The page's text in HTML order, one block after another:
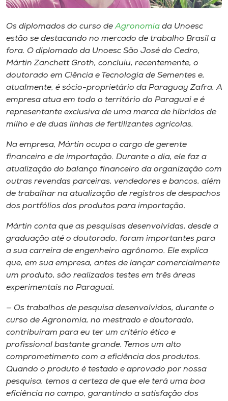
Museu
Unoesc
Store
Selecione
o idioma
Os diplomados do curso deAgronomia da Unoesc
estão se destacando no mercado de trabalho Brasil a
fora. O diplomado da Unoesc São José do Cedro,
Mártin Zanchett Groth, concluiu, recentemente, o
doutorado em Ciência e Tecnologia de Sementes e,
atualmente, é sócio-proprietário da Paraguay Zafra. A
empresa atua em todo o território do Paraguai e é
representante exclusiva de uma marca de híbridos de
milho e de duas linhas de fertilizantes agrícolas.
Na empresa, Mártin ocupa o cargo de gerente
financeiro e de importação. Durante o dia, ele faz a
atualização do balanço financeiro da organização com
outras revendas parceiras, vendedores e bancos, além
de trabalhar na atualização de registros de despachos
dos portfólios dos produtos para importação.
Mártin conta que as pesquisas desenvolvidas, desde a
graduação até o doutorado, foram importantes para
a sua carreira de engenheiro agrônomo. Ele explica
que, em sua empresa, antes de lançar comercialmente
um produto, são realizados testes em três áreas
experimentais no Paraguai.
— Os trabalhos de pesquisa desenvolvidos, durante o
curso de Agronomia, no mestrado e doutorado,
contribuíram para eu ter um critério ético e
profissional bastante grande. Temos um alto
comprometimento com a eficiência dos produtos.
Quando o produto é testado e aprovado por nossa
pesquisa, temos a certeza de que ele terá uma boa
eficiência no campo, garantindo a satisfação dos